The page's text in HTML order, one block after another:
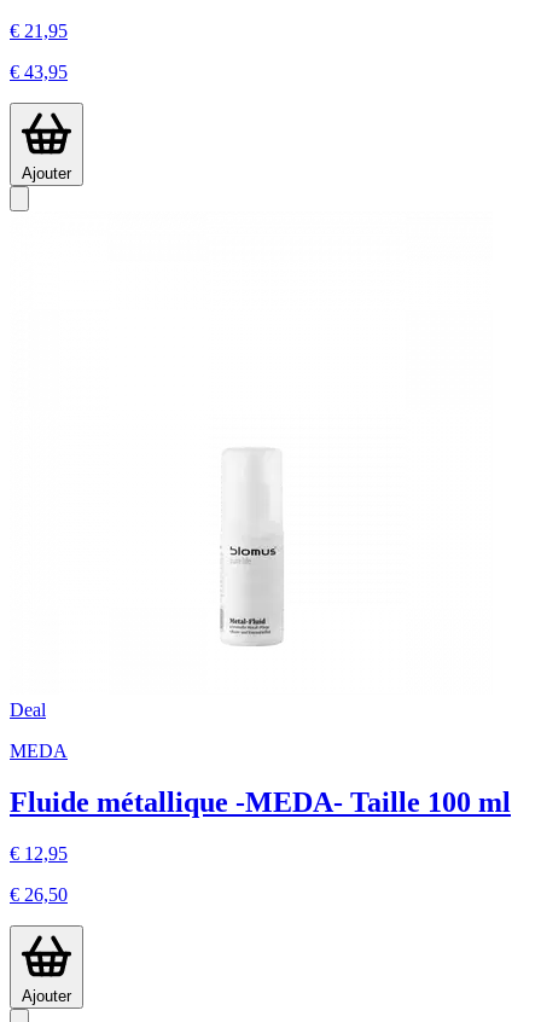
€ 21,95
€ 43,95
Ajouter
Deal
MEDA
Fluide métallique -MEDA- Taille 100 ml
€ 12,95
€ 26,50
Ajouter